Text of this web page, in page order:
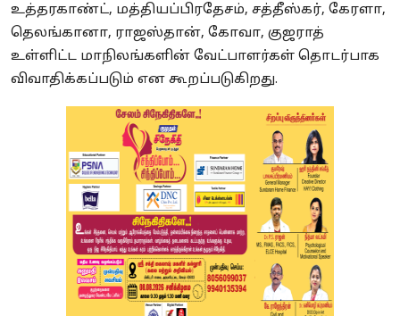
உத்தரகாண்ட், மத்தியப்பிரதேசம், சத்தீஸ்கர், கேரளா,
தெலங்கானா, ராஜஸ்தான், கோவா, குஜராத்
உள்ளிட்ட மாநிலங்களின் வேட்பாளர்கள் தொடர்பாக
விவாதிக்கப்படும் என கூறப்படுகிறது.